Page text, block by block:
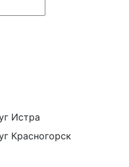
Истра
Красногорск